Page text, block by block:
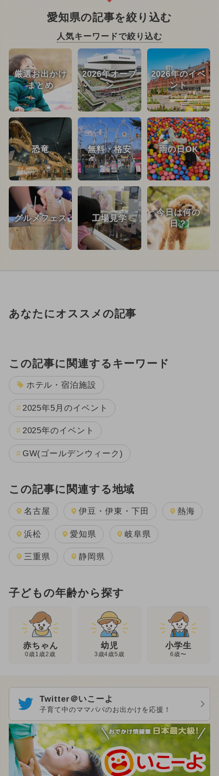
愛知県の記事を絞り込む
人気キーワードで絞り込む
厳選お出かけ
まとめ
2026年オープ
ン
2026年のイベ
ント
恐竜 無料・格安 雨の日OK
グルメフェス 工場見学
今日は何の
日？
あなたにオススメの記事
この記事に関連するキーワード
ホテル・宿泊施設
2025年5月のイベント
2025年のイベント
GW(ゴールデンウィーク)
この記事に関連する地域
名古屋 伊豆・伊東・下田 熱海
浜松 愛知県 岐阜県
三重県 静岡県
子どもの年齢から探す
赤ちゃん
0歳1歳2歳
幼児
3歳4歳5歳
小学生
6歳〜
Twitter＠いこーよ
子育て中のママパパのお出かけを応援！